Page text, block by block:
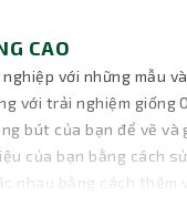
CAO
với những mẫu
với trải nghiệm giống
bút của bạn để vẽ
của bạn bằng cách
nhau bằng cách